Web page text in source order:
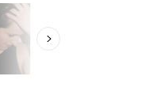
Rencontre avec Lucie
Antunes, la détonation
estivale
19 OCTOBRE 2023